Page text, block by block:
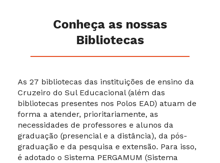
Conheça as nossas
Bibliotecas
As 27 bibliotecas das instituições de ensino da
Cruzeiro do Sul Educacional (além das
bibliotecas presentes nos Polos EAD) atuam de
forma a atender, prioritariamente, as
necessidades de professores e alunos da
graduação (presencial e a distância), da pós-
graduação e da pesquisa e extensão. Para isso,
é adotado o Sistema PERGAMUM (Sistema